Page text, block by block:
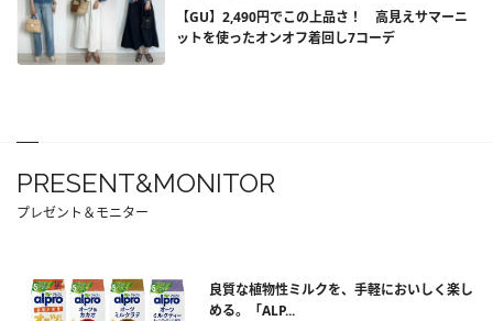
【GU】2,490円でこの上品さ！ 高見えサマーニ
ットを使ったオンオフ着回し7コーデ
PRESENT&MONITOR
プレゼント＆モニター
良質な植物性ミルクを、手軽においしく楽し
める。「ALP...